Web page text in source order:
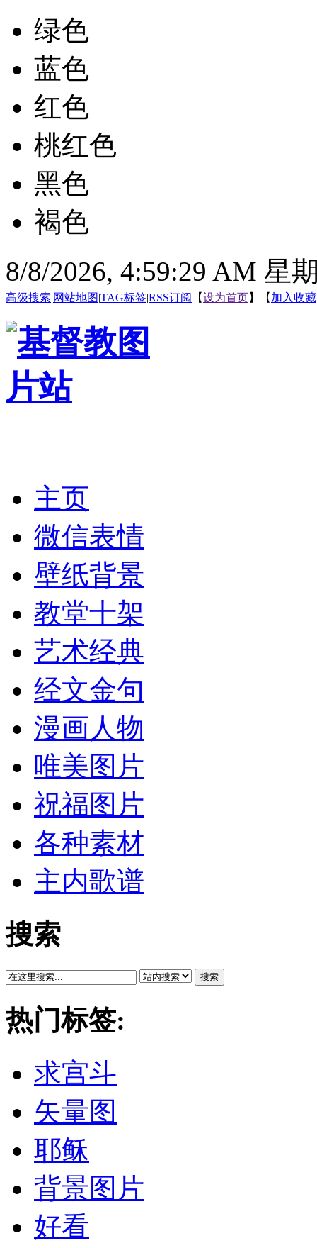
绿色
蓝色
红色
桃红色
黑色
褐色
8/8/2026, 4:59:30 AM 星
高级搜索|网站地图|TAG标签|RSS订阅 【设为首页】【 加入收藏
主页
微信表情
壁纸背景
教堂十架
艺术经典
经文金句
漫画人物
唯美图片
祝福图片
各种素材
主内歌谱
搜索
搜索
热门标签:
求宫斗
矢量图
耶稣
背景图片
好看